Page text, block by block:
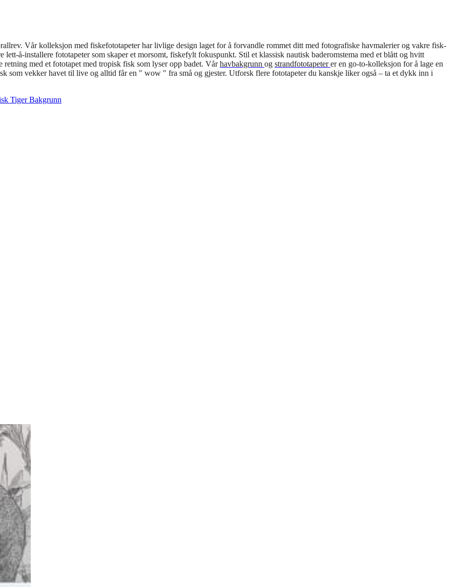
Vår kolleksjon med fiskefototapeter har livlige design laget for å forvandle rommet ditt med fotografiske havmalerier og vakre fisk-
å-installere fototapeter som skaper et morsomt, fiskefylt fokuspunkt. Stil et klassisk nautisk baderomstema med et blått og hvitt
med et fototapet med tropisk fisk som lyser opp badet. Vårhavbakgrunn og strandfototapeterer en go-to-kolleksjon for å lage en
som vekker havet til live og alltid får en " wow " fra små og gjester. Utforsk flere fototapeter du kanskje liker også – ta et dykk inn i
Tiger Bakgrunn